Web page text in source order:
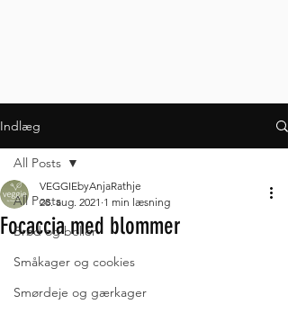
Indlæg
All Posts
Brød og boller
Småkager og cookies
Smørdeje og gærkager
All Posts
Focaccia med blommer
VEGGIEbyAnjaRathje
28. aug. 2021 1 min læsning